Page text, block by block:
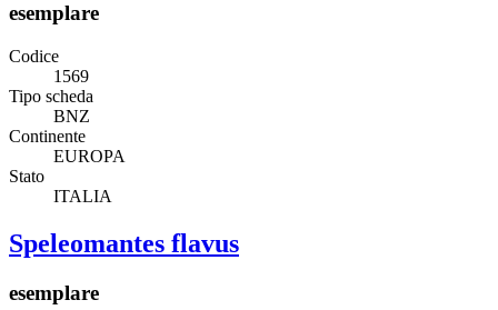
esemplare
Codice
1569
Tipo scheda
BNZ
Continente
EUROPA
Stato
ITALIA
Speleomantes flavus
esemplare